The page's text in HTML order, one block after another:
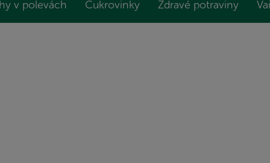
v polevách Cukrovinky Zdravé potraviny